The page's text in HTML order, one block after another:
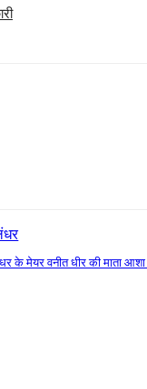
के मेयर वनीत धीर की माता